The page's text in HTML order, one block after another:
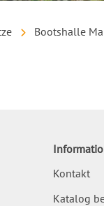
Bootshalle
Kontakt
Katalog